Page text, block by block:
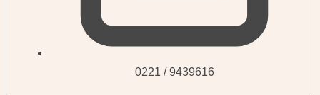
0221 / 9439616